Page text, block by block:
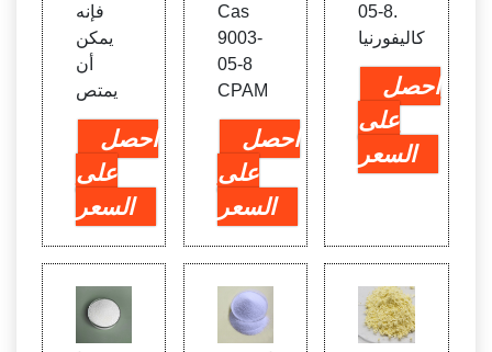
فإنه
يمكن
أن
يمتص
احصل
على
السعر
Cas
9003-
05-8
CPAM
احصل
على
السعر
05-8.
كاليفورنيا
احصل
على
السعر